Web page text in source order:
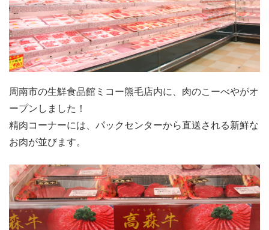
周南市の生鮮食品館ミコー熊毛店内に、肉のこーべやがオ
ープンしました！
精肉コーナーには、パックセンターから直送される新鮮な
お肉が並びます。